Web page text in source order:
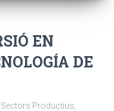
EN
DE
Sectors Productius,